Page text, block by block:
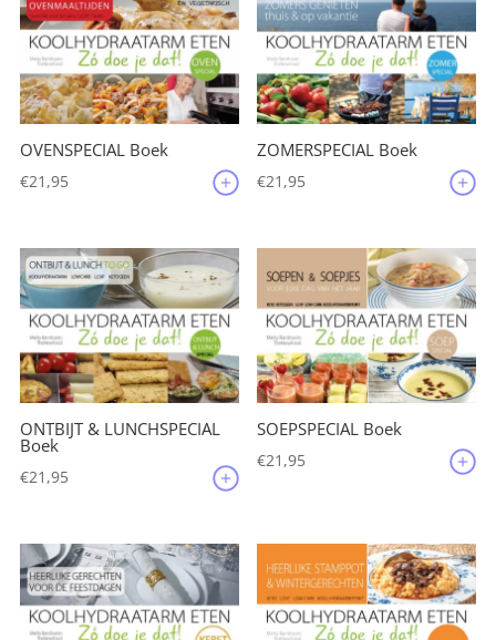
OVENSPECIAL Boek
€21,95
ZOMERSPECIAL Boek
€21,95
ONTBIJT & LUNCHSPECIAL
Boek
€21,95
SOEPSPECIAL Boek
€21,95